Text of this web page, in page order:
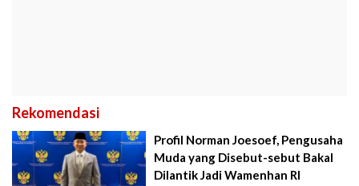
Rekomendasi
Profil Norman Joesoef, Pengusaha
Muda yang Disebut-sebut Bakal
Dilantik Jadi Wamenhan RI